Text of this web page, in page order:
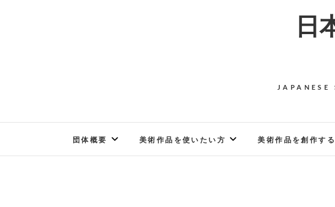
日
JAPANESE
団体概要 美術作品を使いたい方 美術作品を創作す